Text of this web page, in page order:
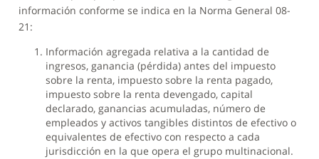
información conforme se indica en la Norma General 08-
21:
Información agregada relativa a la cantidad de
ingresos, ganancia (pérdida) antes del impuesto
sobre la renta, impuesto sobre la renta pagado,
impuesto sobre la renta devengado, capital
declarado, ganancias acumuladas, número de
empleados y activos tangibles distintos de efectivo o
equivalentes de efectivo con respecto a cada
jurisdicción en la que opera el grupo multinacional.